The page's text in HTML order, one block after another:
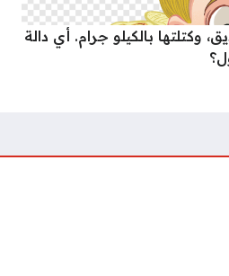
وكتلتها بالكيلو جرام. أي دالة